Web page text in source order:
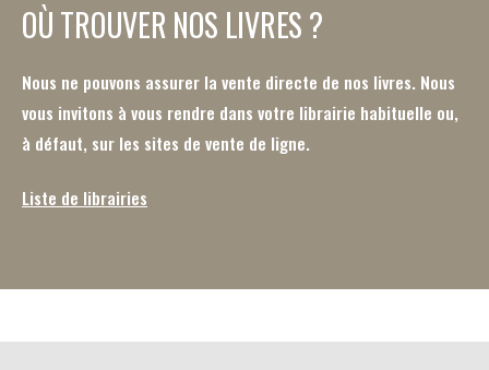
OÙ TROUVER NOS LIVRES ?
Nous ne pouvons assurer la vente directe de nos livres. Nous
vous invitons à vous rendre dans votre librairie habituelle ou,
à défaut, sur les sites de vente de ligne.
Liste de librairies